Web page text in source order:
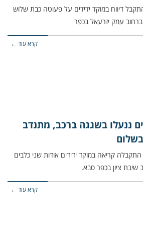
(שני) בשעה 8:39, התקבל דיווח במוקד ידידים על פעוטה כבת שלוש
עמק יזרעאל בכפר
קרא עוד ←
ננעלו בשגגה ברכב, מתנדב
(רביעי) בשעה 11:59, התקבלה קריאה במוקד ידידים אודות שני כלבים
שיבת ציון בכפר סבא.
קרא עוד ←